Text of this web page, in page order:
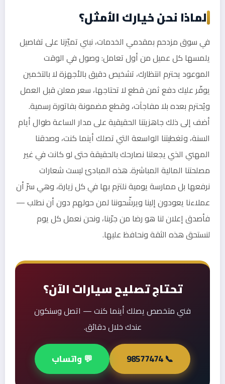
لماذا نحن خيارك الأمثل؟
في سوق مزدحم بمقدمي الخدمات، نبني تميّزنا على تفاصيل
يلمسها كل عميل من أول تعامل: وصول في الوقت
الموعود يحترم انتظارك، تشخيص دقيق بالأجهزة لا بالتخمين
يوفّر عليك دفع ثمن قطع لا تحتاجها، سعر معلن قبل العمل
ويُحترم بعده بلا مفاجآت، وقطع مضمونة بفاتورة رسمية.
أضف إلى ذلك جاهزيتنا الحقيقية على مدار الساعة طوال أيام
السنة، وتغطيتنا الواسعة التي تصلك أينما كنت، وصدقنا
المهني الذي يجعلنا نصارحك بالحقيقة حتى لو كانت في غير
مصلحتنا المالية المباشرة. هذه المبادئ ليست شعارات
نرفعها بل ممارسة يومية نلتزم بها في كل زيارة، وهي سرّ أن
عملاءنا يعودون إلينا ويرشّحوننا لمن حولهم دون أن نطلب —
فأصدق إعلان لنا هو رضا من جرّبنا، ونحن نعمل كل يوم
لنستحق هذه الثقة ونحافظ عليها.
تحتاج تصليح سيارات الآن؟
فني متخصص يصلك أينما كنت — اتصل وسنكون
عندك خلال دقائق.
📞 98577474 💬 واتساب